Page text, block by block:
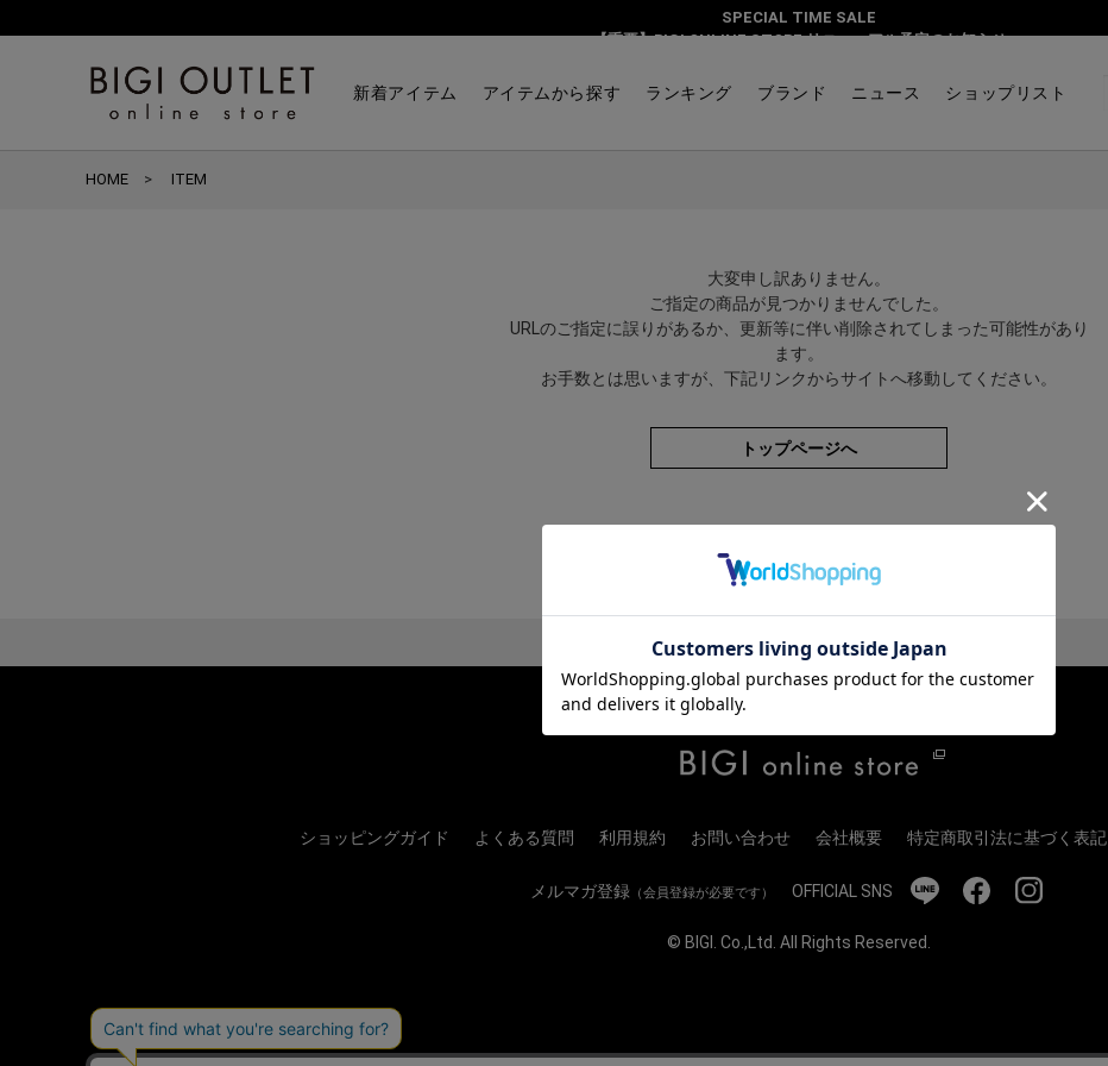
SPECIAL TIME SALE
【重要】BIGI ONLINE STORE リニューアル予定のお知らせ
新着アイテム アイテムから探す ランキング ブランド ニュース ショップリスト
HOME ITEM
大変申し訳ありません。
ご指定の商品が見つかりませんでした。
URLのご指定に誤りがあるか、更新等に伴い削除されてしまった可能性があり
ます。
お手数とは思いますが、下記リンクからサイトへ移動してください。
トップページへ
ショッピングガイド よくある質問 利用規約 お問い合わせ 会社概要 特定商取引法に基づく表記
メルマガ登録 （会員登録が必要です） OFFICIAL SNS
© BIGI. Co.,Ltd. All Rights Reserved.